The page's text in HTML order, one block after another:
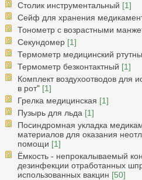
Столик инструментальный [1]
Сейф для хранения
Тонометр с возрастными
Секундомер [1]
Термометр медицинский
Термометр безконтактный [1]
Комплект воздухоотводов для
в рот" [1]
Грелка медицинская [1]
Пузырь для льда [1]
Посиндромная укладка
материалов для оказания
помощи [1]
Ёмкость - непрокалываемый
дезинфекции отработанных
использованных вакцин [50]